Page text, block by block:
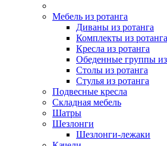
Мебель из ротанга
Диваны из ротанга
Комплекты из ротанга
Кресла из ротанга
Обеденные группы из
Столы из ротанга
Стулья из ротанга
Подвесные кресла
Складная мебель
Шатры
Шезлонги
Шезлонги-лежаки